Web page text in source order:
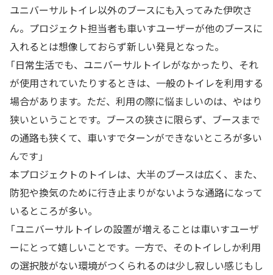
ユニバーサルトイレ以外のブースにも入ってみた伊吹さ
ん。プロジェクト担当者も車いすユーザーが他のブースに
入れるとは想像しておらず新しい発見となった。
「日常生活でも、ユニバーサルトイレがなかったり、それ
が使用されていたりするときは、一般のトイレを利用する
場合があります。ただ、利用の際に悩ましいのは、やはり
狭いということです。ブースの狭さに限らず、ブースまで
の通路も狭くて、車いすでターンができないところが多い
んです」
本プロジェクトのトイレは、大半のブースは広く、また、
防犯や換気のために行き止まりがないような通路になって
いるところが多い。
「ユニバーサルトイレの設置が増えることは車いすユーザ
ーにとって嬉しいことです。一方で、そのトイレしか利用
の選択肢がない環境がつくられるのは少し寂しい感じもし